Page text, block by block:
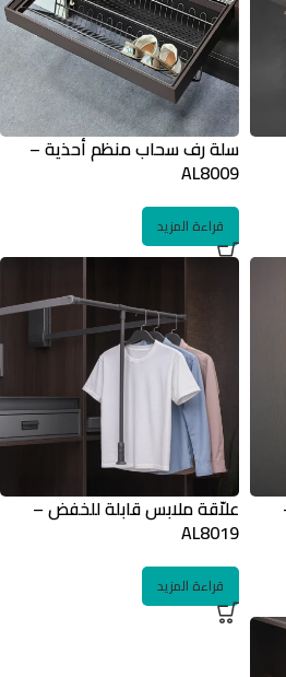
سلة رف سحاب منظم أحذية –
AL8009
قراءة المزيد
علاّقة ملابس قابلة للخفض –
AL8019
قراءة المزيد